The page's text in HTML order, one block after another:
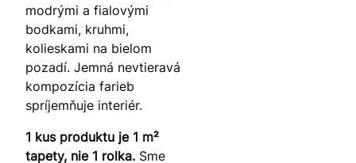
modrými a fialovými
bodkami, kruhmi,
kolieskami na bielom
pozadí. Jemná nevtieravá
kompozícia farieb
spríjemňuje interiér.
1 kus produktu je 1 m²
tapety, nie 1 rolka. Sme